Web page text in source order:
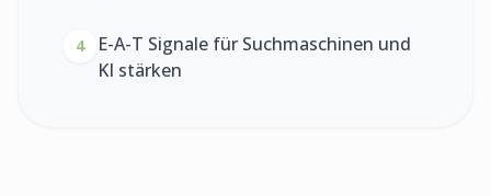
4
E-A-T Signale für Suchmaschinen und
KI stärken